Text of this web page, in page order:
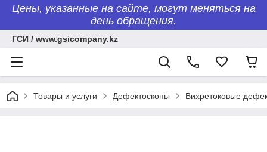
Цены, указанные на сайте, могут меняться на
день обращения.
ГСИ / www.gsicompany.kz
Товары и услуги Дефектоскопы Вихретоковые